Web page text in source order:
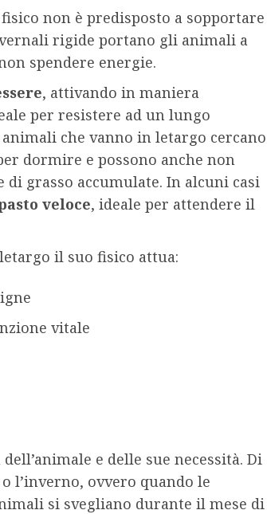
non è predisposto a sopportare
rigide portano gli animali a
spendere energie.
, attivando in maniera
per resistere ad un lungo
che vanno in letargo cercano
dormire e possono anche non
grasso accumulate. In alcuni casi
veloce, ideale per attendere il
il suo fisico attua:
vitale
e delle sue necessità. Di
l’inverno, ovvero quando le
si svegliano durante il mese di